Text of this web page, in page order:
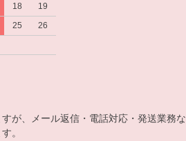
18
19
25
26
が、メール返信・電話対応・発送業務な
。